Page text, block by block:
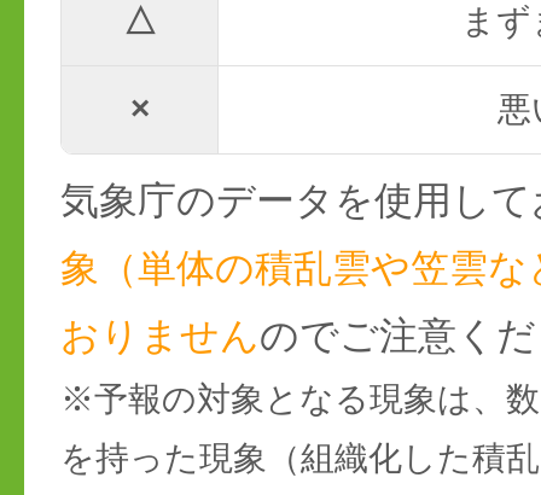
△ ま
× 悪
気象庁のデータを使用し
象（単体の積乱雲や笠雲
おりませんのでご注意く
※予報の対象となる現象は、
を持った現象（組織化した積